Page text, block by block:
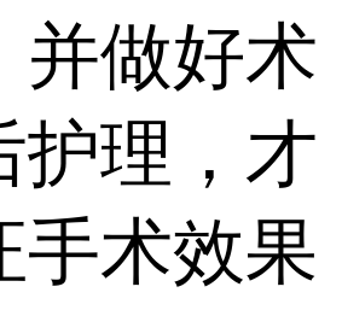
并做好术
护理，才
手术效果